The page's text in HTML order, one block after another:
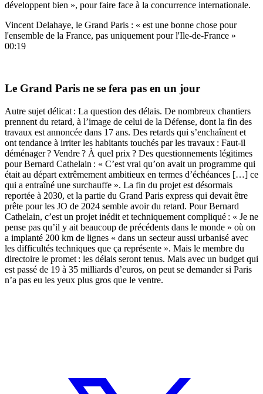
développent bien », pour faire face à la concurrence internationale.
Vincent Delahaye, le Grand Paris : « est une bonne chose pour
l'ensemble de la France, pas uniquement pour l'Ile-de-France »
00:19
Le Grand Paris ne se fera pas en un jour
Autre sujet délicat : La question des délais. De nombreux chantiers
prennent du retard, à l’image de celui de la Défense, dont la fin des
travaux est annoncée dans 17 ans. Des retards qui s’enchaînent et
ont tendance à irriter les habitants touchés par les travaux : Faut-il
déménager ? Vendre ? À quel prix ? Des questionnements légitimes
pour Bernard Cathelain : « C’est vrai qu’on avait un programme qui
était au départ extrêmement ambitieux en termes d’échéances […] ce
qui a entraîné une surchauffe ». La fin du projet est désormais
reportée à 2030, et la partie du Grand Paris express qui devait être
prête pour les JO de 2024 semble avoir du retard. Pour Bernard
Cathelain, c’est un projet inédit et techniquement compliqué : « Je ne
pense pas qu’il y ait beaucoup de précédents dans le monde » où on
a implanté 200 km de lignes « dans un secteur aussi urbanisé avec
les difficultés techniques que ça représente ». Mais le membre du
directoire le promet : les délais seront tenus. Mais avec un budget qui
est passé de 19 à 35 milliards d’euros, on peut se demander si Paris
n’a pas eu les yeux plus gros que le ventre.